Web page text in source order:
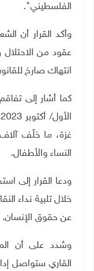
الفلسطيني".
وأكد القرار أن
عقود من الاحتلال
انتهاك صارخ
كما أشار إلى
غزة، ما خلّف آلاف
النساء والأطفال.
ودعا القرار إلى
خلال تلبية نداء
عن حقوق الإنسان.
وشدد على أن
القاري ستواصل